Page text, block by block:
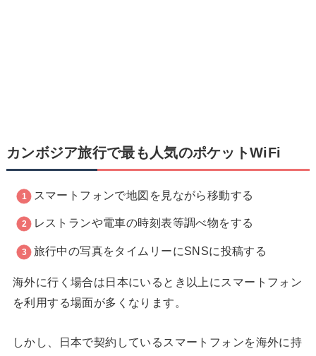
カンボジア旅行で最も人気のポケットWiFi
スマートフォンで地図を見ながら移動する
レストランや電車の時刻表等調べ物をする
旅行中の写真をタイムリーにSNSに投稿する
海外に行く場合は日本にいるとき以上にスマートフォン
を利用する場面が多くなります。
しかし、日本で契約しているスマートフォンを海外に持